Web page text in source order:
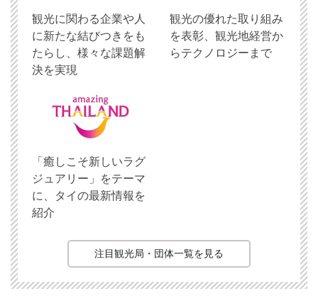
観光に関わる企業や人
に新たな結びつきをも
たらし、様々な課題解
決を実現
観光の優れた取り組み
を表彰、観光地経営か
らテクノロジーまで
「癒しこそ新しいラグ
ジュアリー」をテーマ
に、タイの最新情報を
紹介
注目観光局・団体一覧を見る